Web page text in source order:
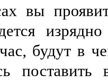
вы
будут в